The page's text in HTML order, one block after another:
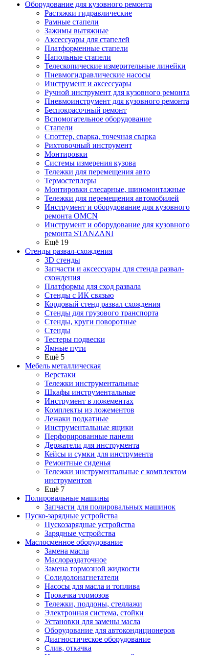
Оборудование для кузовного ремонта
Растяжки гидравлические
Рамные стапели
Зажимы вытяжные
Аксессуары для стапелей
Платформенные стапели
Напольные стапели
Телескопические измерительные линейки
Пневмогидравлические насосы
Инструмент и аксессуары
Ручной инструмент для кузовного ремонта
Пневмоинструмент для кузовного ремонта
Беспокрасочный ремонт
Вспомогательное оборудование
Стапели
Споттер, сварка, точечная сварка
Рихтовочный инструмент
Монтировки
Системы измерения кузова
Тележки для перемещения авто
Термостеплеры
Монтировки слесарные, шиномонтажные
Тележки для перемещения автомобилей
Инструмент и оборудование для кузовного
ремонта OMCN
Инструмент и оборудование для кузовного
ремонта STANZANI
Ещё 19
Стенды развал-схождения
3D стенды
Запчасти и аксессуары для стенда развал-
схождения
Платформы для сход развала
Стенды с ИК связью
Кордовый стенд развал схождения
Стенды для грузового транспорта
Стенды, круги поворотные
Стенды
Тестеры подвески
Ямные пути
Ещё 5
Мебель металлическая
Верстаки
Тележки инструментальные
Шкафы инструментальные
Инструмент в ложементах
Комплекты из ложементов
Лежаки подкатные
Инструментальные ящики
Перфорированные панели
Держатели для инструмента
Кейсы и сумки для инструмента
Ремонтные сиденья
Тележки инструментальные с комплектом
инструментов
Ещё 7
Полировальные машины
Запчасти для полировальных машинок
Пуско-зарядные устройства
Пускозарядные устройства
Зарядные устройства
Маслосменное оборудование
Замена масла
Маслораздаточное
Замена тормозной жидкости
Солидолонагнетатели
Насосы для масла и топлива
Прокачка тормозов
Тележки, поддоны, стеллажи
Электронная система, стойки
Установки для замены масла
Оборудование для автокондиционеров
Диагностическое оборудование
Слив, откачка